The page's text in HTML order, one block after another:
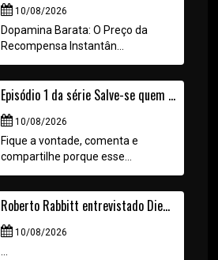
10/08/2026
Dopamina Barata: O Preço da
Recompensa Instantân...
Episódio 1 da série Salve-se quem puder. (O PODER INVISIVEL DA MENTE)
10/08/2026
Fique a vontade, comenta e
compartilhe porque esse...
Roberto Rabbitt entrevistado Diego Hajah
10/08/2026